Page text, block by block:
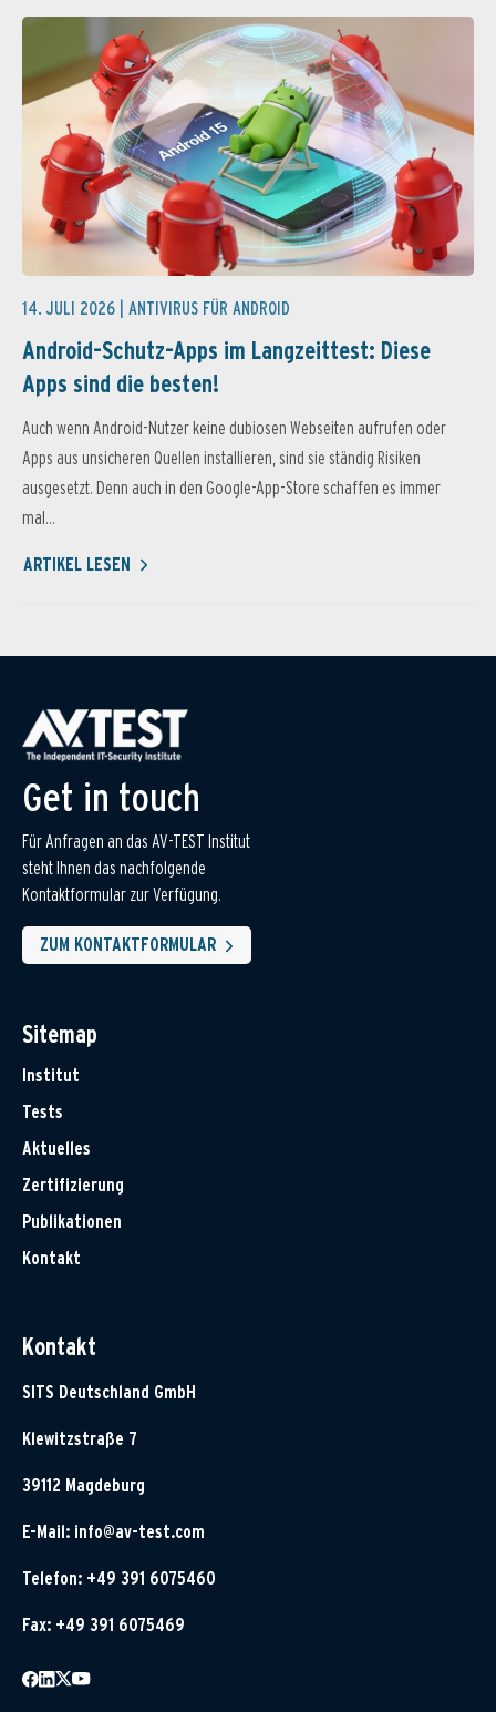
14. JULI 2026 | ANTIVIRUS FÜR ANDROID
Android-Schutz-Apps im Langzeittest: Diese
Apps sind die besten!
Auch wenn Android-Nutzer keine dubiosen Webseiten aufrufen oder
Apps aus unsicheren Quellen installieren, sind sie ständig Risiken
ausgesetzt. Denn auch in den Google-App-Store schaffen es immer
mal...
ARTIKEL LESEN
Get in touch
Für Anfragen an das AV-TEST Institut
steht Ihnen das nachfolgende
Kontaktformular zur Verfügung.
ZUM KONTAKTFORMULAR
Sitemap
Institut
Tests
Aktuelles
Zertifizierung
Publikationen
Kontakt
Kontakt
SITS Deutschland GmbH
Klewitzstraße 7
39112 Magdeburg
E-Mail: info@av-test.com
Telefon: +49 391 6075460
Fax: +49 391 6075469